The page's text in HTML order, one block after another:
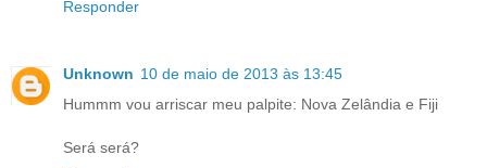
Responder
Unknown 10 de maio de 2013 às 13:45
Hummm vou arriscar meu palpite: Nova Zelândia e Fiji
Será será?